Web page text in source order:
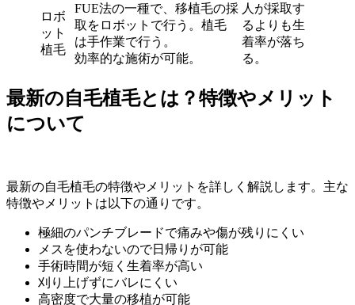
ロボ
ット
植毛
FUE法の一種で、移植毛の採
取をロボットで行う。植毛
は手作業で行う。
効率的な施術が可能。
人が採取す
るよりも生
着率が落ち
る。
最新の自毛植毛とは？特徴やメリット
について
最新の自毛植毛の特徴やメリットを詳しく解説します。主な
特徴やメリットは以下の通りです。
極細のパンチブレードで痛みや傷が残りにくい
メスを使わないので日帰りが可能
手術時間が短く生着率が高い
刈り上げずにバレにくい
高密度で大量の移植が可能